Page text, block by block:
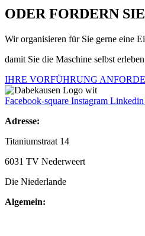
ODER FORDERN
Wir organisieren für Sie gerne eine
damit Sie die Maschine selbst
IHRE VORFÜHRUNG
Facebook-square Instagram Linkedin
Adresse:
Titaniumstraat 14
6031 TV Nederweert
Die Niederlande
Algemein: